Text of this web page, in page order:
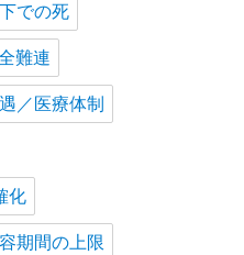
での死
難連
／医療体制
化
期間の上限